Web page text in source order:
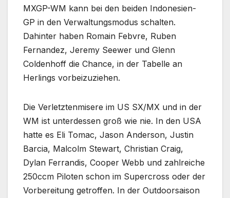
MXGP-WM kann bei den beiden Indonesien-
GP in den Verwaltungsmodus schalten.
Dahinter haben Romain Febvre, Ruben
Fernandez, Jeremy Seewer und Glenn
Coldenhoff die Chance, in der Tabelle an
Herlings vorbeizuziehen.
Die Verletztenmisere im US SX/MX und in der
WM ist unterdessen groß wie nie. In den USA
hatte es Eli Tomac, Jason Anderson, Justin
Barcia, Malcolm Stewart, Christian Craig,
Dylan Ferrandis, Cooper Webb und zahlreiche
250ccm Piloten schon im Supercross oder der
Vorbereitung getroffen. In der Outdoorsaison